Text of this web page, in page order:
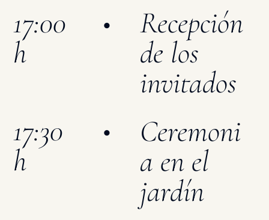
17:00
h
•Recepción
de los
invitados
17:30
h
• Ceremoni
a en el
jardín